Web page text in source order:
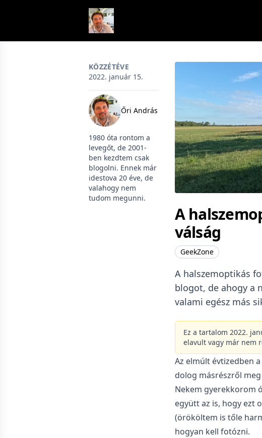
KÖZZÉTÉVE
2022. január 15.
Őri András
1980 óta rontom a
levegőt, de 2001-
ben kezdtem csak
blogolni. Ennek már
idestova 20 éve, de
valahogy nem
tudom megunni.
A
válság
GeekZone
A halszemoptikás
blogot, de ahogy a
valami egész más
Ez a tartalom 2022.
elavult vagy már nem
Az elmúlt évtizedben
dolog másrészről
Nekem gyerekkorom
együtt az is, hogy ezt
(örököltem is tőle
hogyan kell fotózni.